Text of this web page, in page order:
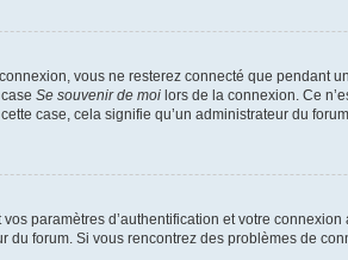
vous ne resterez connecté que pendant
Se souvenir de moi lors de la connexion. Ce
case, cela signifie qu’un administrateur du
paramètres d’authentification et votre
du forum. Si vous rencontrez des problèmes de